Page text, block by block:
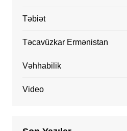
Təbiət
Təcavüzkar Ermənistan
Vəhhabilik
Video